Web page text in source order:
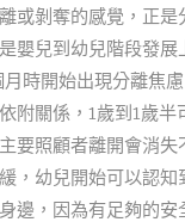
或剝奪的感覺，正是
嬰兒到幼兒階段發
時開始出現分離焦
附關係，1歲到1歲
要照顧者離開會消
，幼兒開始可以認
邊，因為有足夠的